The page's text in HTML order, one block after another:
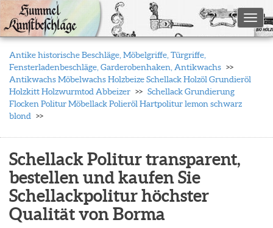
Antike historische Beschläge, Möbelgriffe, Türgriffe,
Fensterladenbeschläge, Garderobenhaken, Antikwachs
Antikwachs Möbelwachs Holzbeize Schellack Holzöl Grundieröl
Holzkitt Holzwurmtod Abbeizer
Schellack Grundierung
Flocken Politur Möbellack Polieröl Hartpolitur lemon schwarz
blond
Schellack Politur transparent,
bestellen und kaufen Sie
Schellackpolitur höchster
Qualität von Borma